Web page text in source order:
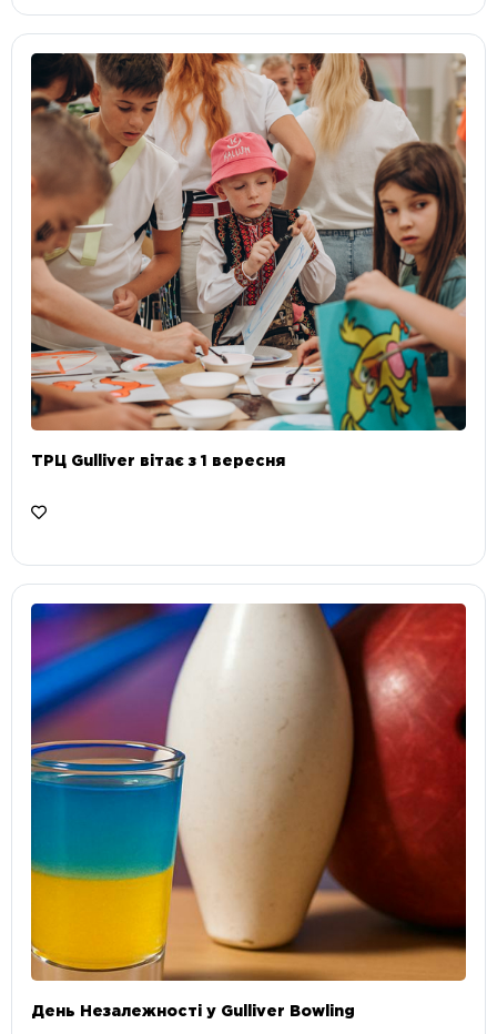
ТРЦ Gulliver вітає з 1 вересня
День Незалежності у Gulliver Bowling